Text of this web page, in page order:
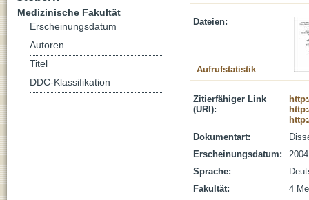
Dateien:
Aufrufstatistik
Zitierfähiger Link
(URI):
Dokumentart:
Erscheinungsdatum:
2004
Sprache:
Fakultät:
4
Medizinische Fakultät
Erscheinungsdatum
Autoren
Titel
DDC-Klassifikation